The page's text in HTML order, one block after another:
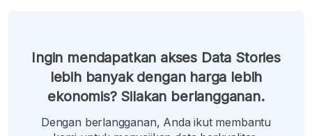
Ingin mendapatkan akses Data Stories
lebih banyak dengan harga lebih
ekonomis? Silakan berlangganan.
Dengan berlangganan, Anda ikut membantu